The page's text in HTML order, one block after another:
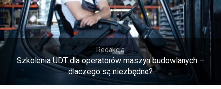
Redakcja
Szkolenia UDT dla operatorów maszyn budowlanych –
dlaczego są niezbędne?